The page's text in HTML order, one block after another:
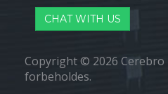
CHAT WITH US
Copyright © 2026
forbeholdes.